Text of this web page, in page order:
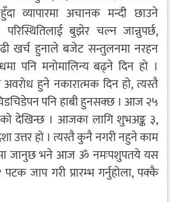
व्यापारमा अचानक मन्दी छाउने
बुझेर चल्न जान्नुपर्छ,
खर्च हुनाले बजेट सन्तुलनमा नरहन
पनि मनोमालिन्य बढ्ने दिन हो ।
हुने नकारात्मक दिन हो, त्यस्तै
पनि हाबी हुनसक्छ । आज २५
देखिन्छ । आजका लागि शुभअङ्क ३,
उत्तर हो । त्यस्तै कुनै नगरी नहुने काम
जानुछ भने आज ॐ नमःपशुपतये यस
पटक जाप गरी प्रारम्भ गर्नुहोला, पक्कै